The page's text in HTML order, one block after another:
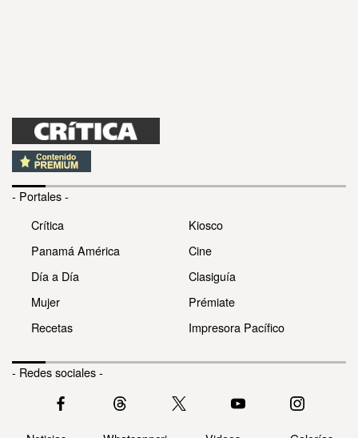
- Portales -
Crítica
Panamá América
Día a Día
Mujer
Recetas
Kiosco
Cine
Clasiguía
Prémiate
Impresora Pacífico
- Redes sociales -